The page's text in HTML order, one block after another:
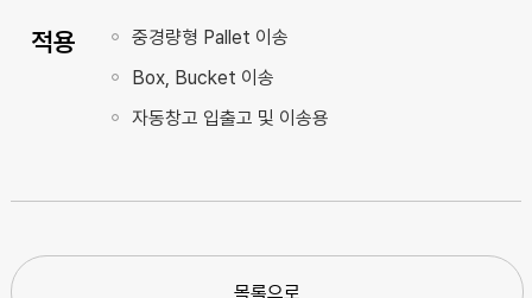
적용
중경량형 Pallet 이송
Box, Bucket 이송
자동창고 입출고 및 이송용
목록으로